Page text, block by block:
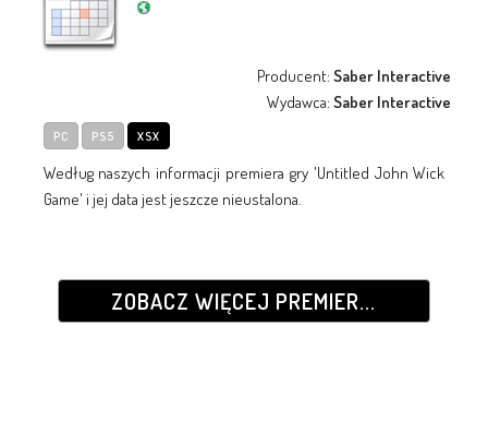
Producent:Saber Interactive
Wydawca:Saber Interactive
PC PS5 XSX
Według naszych informacji premiera gry 'Untitled John Wick
Game' i jej data jest jeszcze nieustalona.
ZOBACZ WIĘCEJ PREMIER...